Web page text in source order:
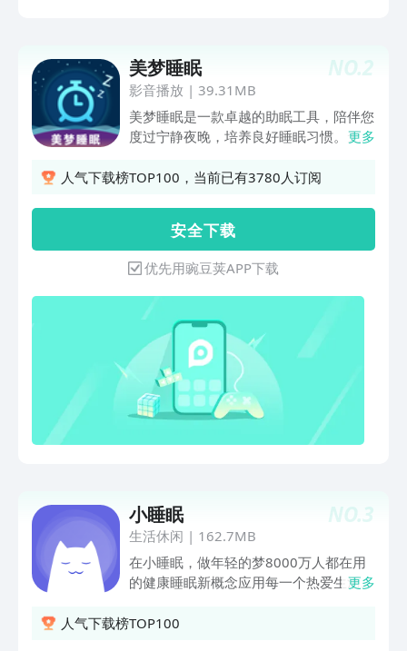
工作好帮手，结合3d声场提供沉浸式的
专注体验，极大提高效率 4、独创的3d声
场编辑器：专业声音疗愈师采集来自世界
各地的数百种白噪音，通过强大的3d声
场技术，定制个性化的沉浸式睡眠、专
注、冥想空间
NO.2
美梦睡眠
影音播放 | 39.31MB
美梦睡眠是一款卓越的助眠工具，陪伴您
度过宁静夜晚，培养良好睡眠习惯。无需
成可视化报告，助您深入了解自身睡眠状
打造丰富音频内容，帮您从忙碌中抽离，
进入宁静时空。这些音频可减轻焦虑压
力，助您专注平静、放松思绪，从而提升
睡眠质量。 软件特点显著：有效改善失
眠、提升睡眠质量；帮您卸下内心重担，
感受放松愉悦；减少焦虑等负面情绪，增
强情绪驾驭能力。 选择美梦睡眠，让每
个夜晚都有甜蜜梦境，尽享高质量睡眠。
更多
人气下载榜TOP100，当前已有3780人订阅
安 全 下 载
优先用豌豆荚APP下载
NO.3
小睡眠
生活休闲 | 162.7MB
在小睡眠，做年轻的梦8000万人都在用
的健康睡眠新概念应用每一个热爱生活的
眠。小睡眠为你精心准备白噪音、助眠故
更多
人气下载榜TOP100